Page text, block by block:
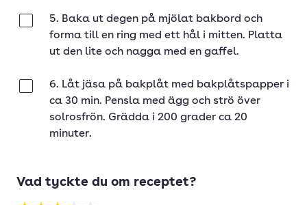
5. Baka ut degen på mjölat bakbord och
forma till en ring med ett hål i mitten. Platta
ut den lite och nagga med en gaffel.
6. Låt jäsa på bakplåt med bakplåtspapper i
ca 30 min. Pensla med ägg och strö över
solrosfrön. Grädda i 200 grader ca 20
minuter.
Vad tyckte du om receptet?